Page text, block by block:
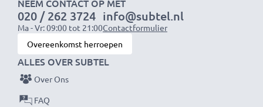
1x 2000mAh accu: ca. 4 uur
1x 3000mAh accu:ca. 6 uur
OPMERKING:Laad je batterijen vóór het eerste
gebruik volledig op voor optimale prestaties en
levensduur.
NEEM CONTACT OP MET
020 / 262 3724
Ma - Vr: 09:00 tot 21:00
info@subtel.nl
Contactformulier
Overeenkomst herroepen
ALLES OVER SUBTEL
Over Ons
FAQ